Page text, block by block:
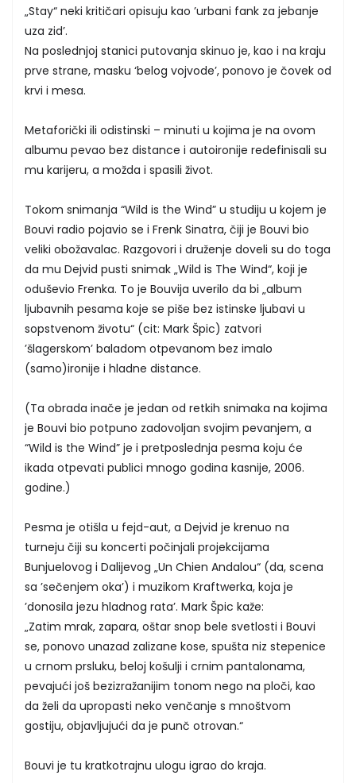
„Stay“ neki kritičari opisuju kao ’urbani fank za jebanje
uza zid’.
Na poslednjoj stanici putovanja skinuo je, kao i na kraju
prve strane, masku ‘belog vojvode’, ponovo je čovek od
krvi i mesa.
Metaforički ili odistinski – minuti u kojima je na ovom
albumu pevao bez distance i autoironije redefinisali su
mu karijeru, a možda i spasili život.
Tokom snimanja “Wild is the Wind” u studiju u kojem je
Bouvi radio pojavio se i Frenk Sinatra, čiji je Bouvi bio
veliki obožavalac. Razgovori i druženje doveli su do toga
da mu Dejvid pusti snimak „Wild is The Wind“, koji je
oduševio Frenka. To je Bouvija uverilo da bi „album
ljubavnih pesama koje se piše bez istinske ljubavi u
sopstvenom životu“ (cit: Mark Špic) zatvori
’šlagerskom’ baladom otpevanom bez imalo
(samo)ironije i hladne distance.
(Ta obrada inače je jedan od retkih snimaka na kojima
je Bouvi bio potpuno zadovoljan svojim pevanjem, a
“Wild is the Wind” je i pretposlednja pesma koju će
ikada otpevati publici mnogo godina kasnije, 2006.
godine.)
Pesma je otišla u fejd-aut, a Dejvid je krenuo na
turneju čiji su koncerti počinjali projekcijama
Bunjuelovog i Dalijevog „Un Chien Andalou“ (da, scena
sa ’sečenjem oka’) i muzikom Kraftwerka, koja je
’donosila jezu hladnog rata’. Mark Špic kaže:
„Zatim mrak, zapara, oštar snop bele svetlosti i Bouvi
se, ponovo unazad zalizane kose, spušta niz stepenice
u crnom prsluku, beloj košulji i crnim pantalonama,
pevajući još bezizražanijim tonom nego na ploči, kao
da želi da upropasti neko venčanje s mnoštvom
gostiju, objavljujući da je punč otrovan.“
Bouvi je tu kratkotrajnu ulogu igrao do kraja.